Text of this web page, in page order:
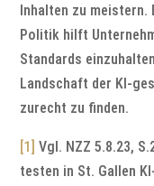
Inhalten zu
Politik hilft
Standards
Landschaft der KI-
zurecht zu finden.
[1]
Vgl. NZZ 5.8.23,
testen in St. Gallen